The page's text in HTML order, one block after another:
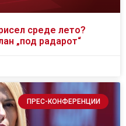
среде лето?
„под радарот“
ПРЕС-КОНФЕРЕНЦИИ